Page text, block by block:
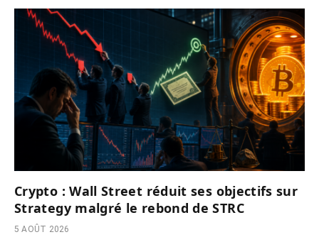
Crypto : Wall Street réduit ses objectifs sur
Strategy malgré le rebond de STRC
5 AOÛT 2026